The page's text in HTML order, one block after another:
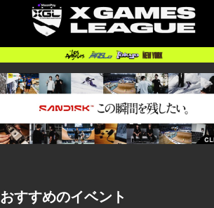
おすすめのイベント